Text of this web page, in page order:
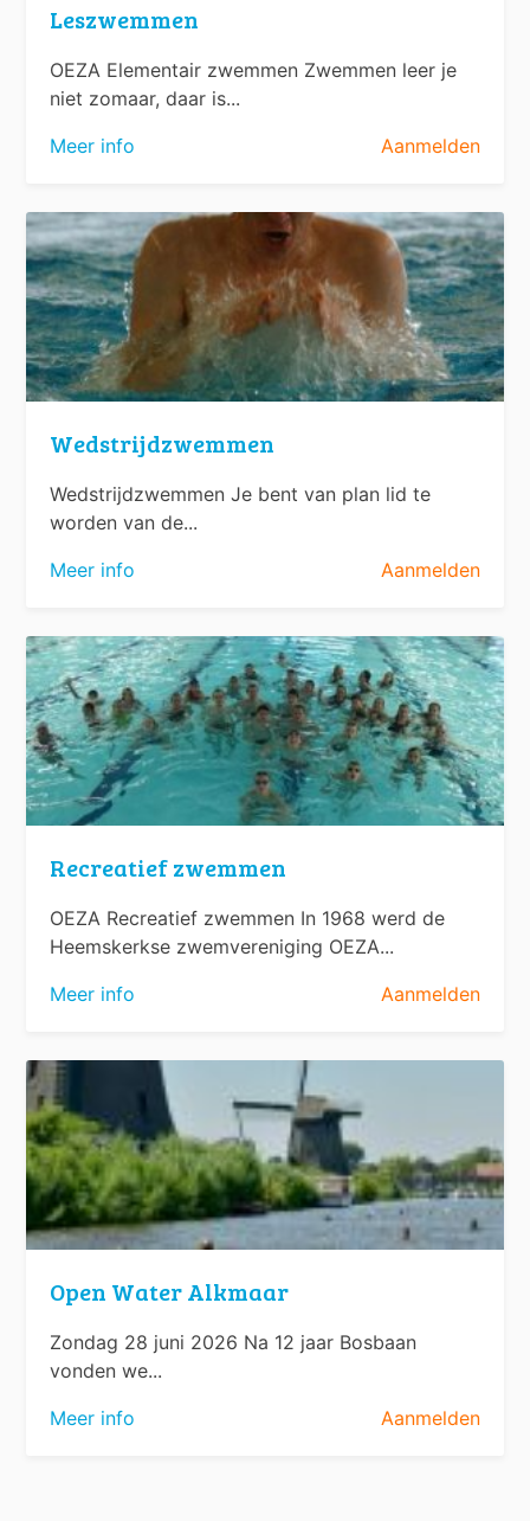
Leszwemmen
OEZA Elementair zwemmen Zwemmen leer je
niet zomaar, daar is...
Meer info
Aanmelden
Wedstrijdzwemmen
Wedstrijdzwemmen Je bent van plan lid te
worden van de...
Meer info
Aanmelden
Recreatief zwemmen
OEZA Recreatief zwemmen In 1968 werd de
Heemskerkse zwemvereniging OEZA...
Meer info
Aanmelden
Open Water Alkmaar
Zondag 28 juni 2026 Na 12 jaar Bosbaan
vonden we...
Meer info
Aanmelden